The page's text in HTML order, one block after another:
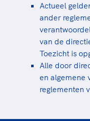
Lees verder
Actueel
ander
van de
Toezicht is
Alle door
en algemene
reglementen